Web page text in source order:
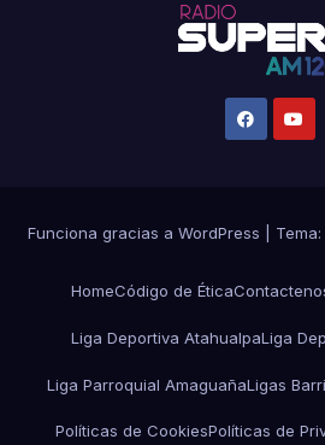
Funciona gracias a WordPress Tema:
HomeCódigo de Ética
Liga Deportiva AtahualpaLiga
Liga Parroquial AmaguañaLigas
Políticas de CookiesPolíticas de